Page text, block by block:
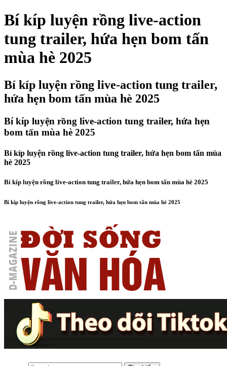
Bí kíp luyện rồng live-action
tung trailer, hứa hẹn bom tấn
mùa hè 2025
Bí kíp luyện rồng live-action tung trailer,
hứa hẹn bom tấn mùa hè 2025
Bí kíp luyện rồng live-action tung trailer, hứa hẹn
bom tấn mùa hè 2025
Bí kíp luyện rồng live-action tung trailer, hứa hẹn bom tấn mùa
hè 2025
Bí kíp luyện rồng live-action tung trailer, hứa hẹn bom tấn mùa hè 2025
Bí kíp luyện rồng live-action tung trailer, hứa hẹn bom tấn mùa hè 2025